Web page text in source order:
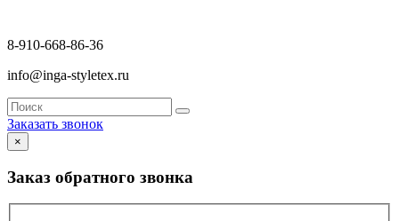
8-910-668-86-36
info@inga-styletex.ru
Заказать звонок
×
Заказ обратного звонка